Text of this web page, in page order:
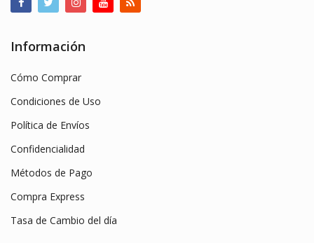
Información
Cómo Comprar
Condiciones de Uso
Política de Envíos
Confidencialidad
Métodos de Pago
Compra Express
Tasa de Cambio del día